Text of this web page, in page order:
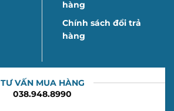
hàng
Chính sách đổi trả
hàng
TƯ VẤN MUA HÀNG
038.948.8990